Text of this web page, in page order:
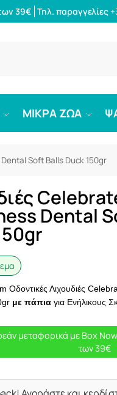
39€ Τηλ. παραγγελίες
ΜΙΚΡΑ ΖΩΑ
Soft Balls Duck 150gr
Dental
Οδοντικές Λιχουδιές
με πάπιαγια Ενήλικους
μεταφορικά με Box
των 39€